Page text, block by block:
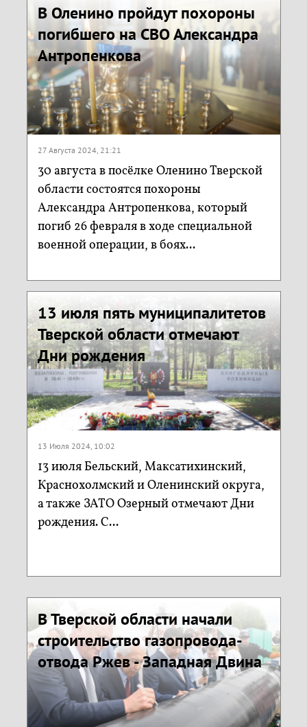
В Оленино пройдут похороны
погибшего на СВО Александра
Антропенкова
27 Августа 2024, 21:21
30 августа в посёлке Оленино Тверской
области состоятся похороны
Александра Антропенкова, который
погиб 26 февраля в ходе специальной
военной операции, в боях...
13 июля пять муниципалитетов
Тверской области отмечают
Дни рождения
13 Июля 2024, 10:02
13 июля Бельский, Максатихинский,
Краснохолмский и Оленинский округа,
а также ЗАТО Озерный отмечают Дни
рождения. С...
В Тверской области начали
строительство газопровода-
отвода Ржев - Западная Двина